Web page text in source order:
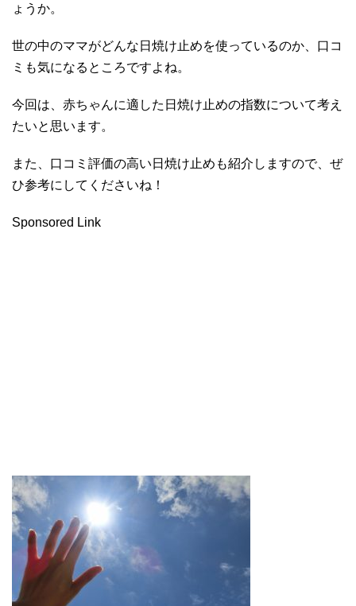
ょうか。
世の中のママがどんな日焼け止めを使っているのか、口コ
ミも気になるところですよね。
今回は、赤ちゃんに適した日焼け止めの指数について考え
たいと思います。
また、口コミ評価の高い日焼け止めも紹介しますので、ぜ
ひ参考にしてくださいね！
Sponsored Link